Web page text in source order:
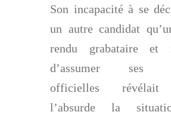
Son incapacité à se
un autre candidat
rendu grabataire et
d’assumer ses
officielles révélait
l’absurde la